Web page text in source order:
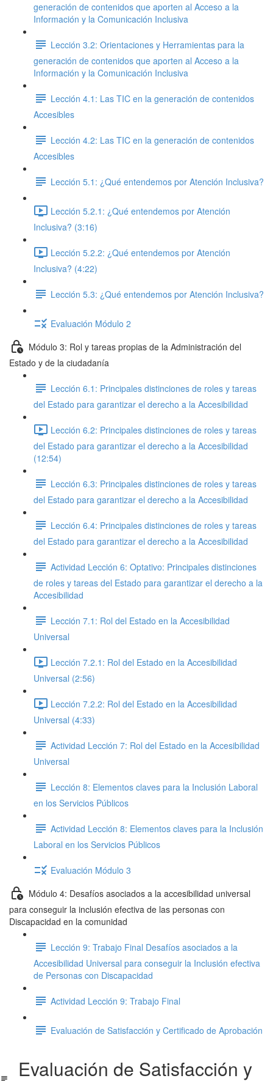
generación de contenidos que aporten al Acceso a la
Información y la Comunicación Inclusiva
Lección 3.2: Orientaciones y Herramientas para la
generación de contenidos que aporten al Acceso a la
Información y la Comunicación Inclusiva
Lección 4.1: Las TIC en la generación de contenidos
Accesibles
Lección 4.2: Las TIC en la generación de contenidos
Accesibles
Lección 5.1: ¿Qué entendemos por Atención Inclusiva?
Lección 5.2.1: ¿Qué entendemos por Atención
Inclusiva? (3:16)
Lección 5.2.2: ¿Qué entendemos por Atención
Inclusiva? (4:22)
Lección 5.3: ¿Qué entendemos por Atención Inclusiva?
Evaluación Módulo 2
Módulo 3: Rol y tareas propias de la Administración del
Estado y de la ciudadanía
Lección 6.1: Principales distinciones de roles y tareas
del Estado para garantizar el derecho a la Accesibilidad
Lección 6.2: Principales distinciones de roles y tareas
del Estado para garantizar el derecho a la Accesibilidad
(12:54)
Lección 6.3: Principales distinciones de roles y tareas
del Estado para garantizar el derecho a la Accesibilidad
Lección 6.4: Principales distinciones de roles y tareas
del Estado para garantizar el derecho a la Accesibilidad
Actividad Lección 6: Optativo: Principales distinciones
de roles y tareas del Estado para garantizar el derecho a la
Accesibilidad
Lección 7.1: Rol del Estado en la Accesibilidad
Universal
Lección 7.2.1: Rol del Estado en la Accesibilidad
Universal (2:56)
Lección 7.2.2: Rol del Estado en la Accesibilidad
Universal (4:33)
Actividad Lección 7: Rol del Estado en la Accesibilidad
Universal
Lección 8: Elementos claves para la Inclusión Laboral
en los Servicios Públicos
Actividad Lección 8: Elementos claves para la Inclusión
Laboral en los Servicios Públicos
Evaluación Módulo 3
Módulo 4: Desafíos asociados a la accesibilidad universal
para conseguir la inclusión efectiva de las personas con
Discapacidad en la comunidad
Lección 9: Trabajo Final Desafíos asociados a la
Accesibilidad Universal para conseguir la Inclusión efectiva
de Personas con Discapacidad
Actividad Lección 9: Trabajo Final
Evaluación de Satisfacción y Certificado de Aprobación
Evaluación de Satisfacción y